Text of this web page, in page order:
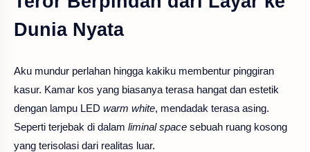
Dunia Nyata
Aku mundur perlahan hingga kakiku membentur pinggiran
kasur. Kamar kos yang biasanya terasa hangat dan estetik
dengan lampu LED warm white, mendadak terasa asing.
Seperti terjebak di dalam liminal space sebuah ruang kosong
yang terisolasi dari realitas luar.